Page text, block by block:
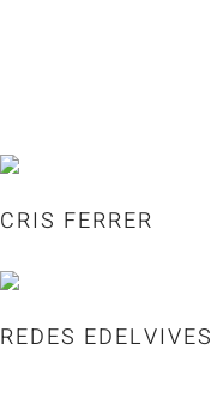
CRIS FERRER
REDES EDELVIVES